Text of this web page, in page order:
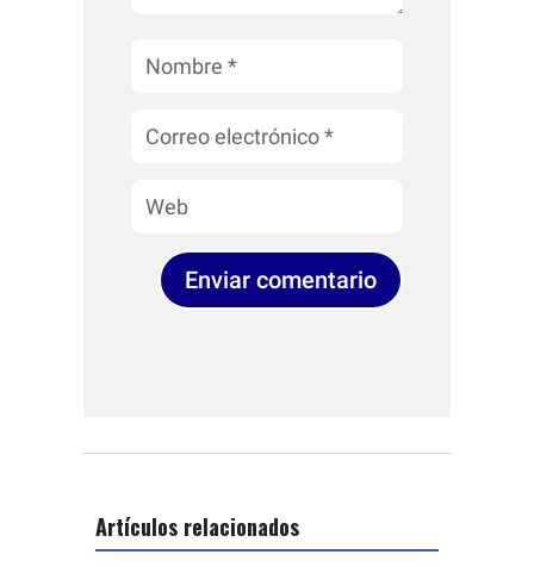
Enviar comentario
Artículos relacionados